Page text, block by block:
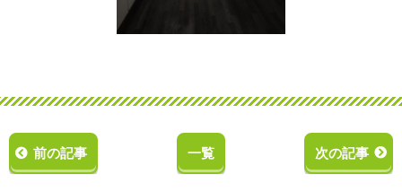
前の記事 一覧 次の記事